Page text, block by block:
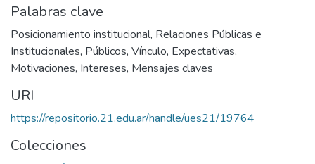
Palabras clave
Posicionamiento institucional, Relaciones Públicas e
Institucionales, Públicos, Vínculo, Expectativas,
Motivaciones, Intereses, Mensajes claves
URI
https://repositorio.21.edu.ar/handle/ues21/19764
Colecciones